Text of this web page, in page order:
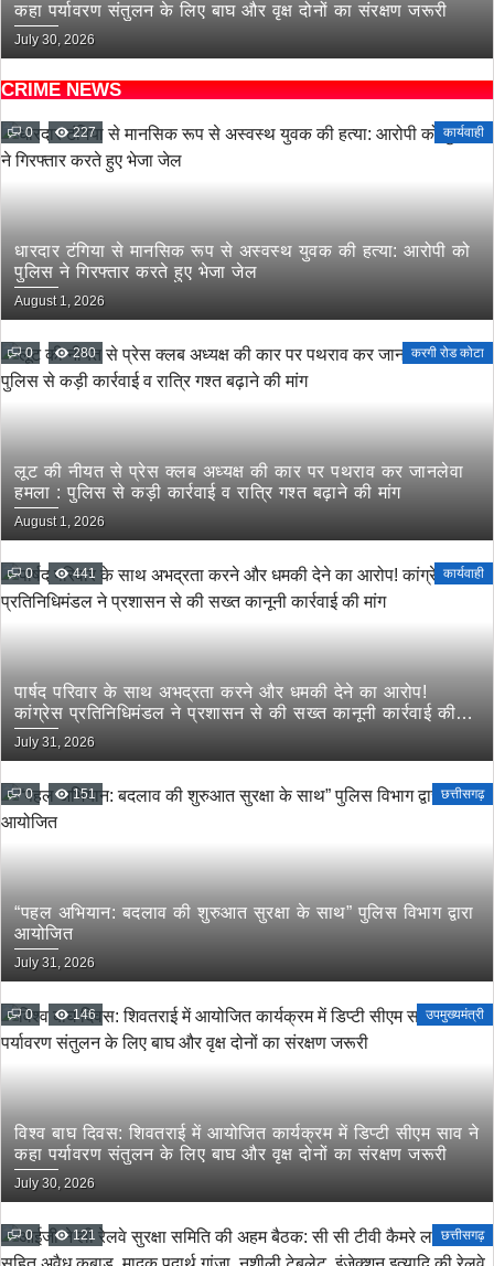
कहा पर्यावरण संतुलन के लिए बाघ और वृक्ष दोनों का संरक्षण जरूरी
July 30, 2026
CRIME NEWS
0 227 कार्यवाही
धारदार टंगिया से मानसिक रूप से अस्वस्थ युवक की हत्या: आरोपी को
पुलिस ने गिरफ्तार करते हुए भेजा जेल
August 1, 2026
0 280 करगी रोड कोटा
लूट की नीयत से प्रेस क्लब अध्यक्ष की कार पर पथराव कर जानलेवा
हमला : पुलिस से कड़ी कार्रवाई व रात्रि गश्त बढ़ाने की मांग
August 1, 2026
0 441 कार्यवाही
पार्षद परिवार के साथ अभद्रता करने और धमकी देने का आरोप!
कांग्रेस प्रतिनिधिमंडल ने प्रशासन से की सख्त कानूनी कार्रवाई की
मांग
July 31, 2026
0 151 छत्तीसगढ़
“पहल अभियान: बदलाव की शुरुआत सुरक्षा के साथ” पुलिस विभाग द्वारा
आयोजित
July 31, 2026
0 146 उपमुख्यमंत्री
विश्व बाघ दिवस: शिवतराई में आयोजित कार्यक्रम में डिप्टी सीएम साव ने
कहा पर्यावरण संतुलन के लिए बाघ और वृक्ष दोनों का संरक्षण जरूरी
July 30, 2026
0 121 छत्तीसगढ़